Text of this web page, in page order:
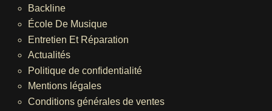
Backline
École De Musique
Entretien Et Réparation
Actualités
Politique de confidentialité
Mentions légales
Conditions générales de ventes